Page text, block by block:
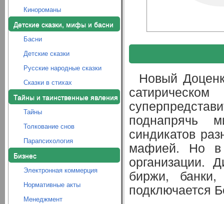
Кинороманы
Детские сказки, мифы и басни
Басни
Детские сказки
Русские народные сказки
Сказки в стихах
Тайны и таинственные явления
Тайны
Толкование снов
Парапсихология
Бизнес
Электронная коммерция
Нормативные акты
Менеджмент
Новый
поднапрячь
синдикатов
мафией. Но в
организации.
биржи, банки,
подключается